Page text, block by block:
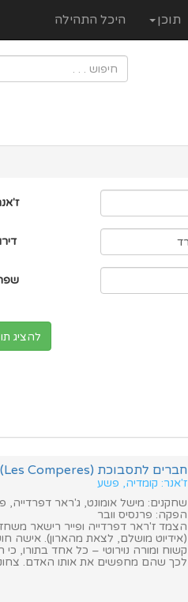
תוכן היכל התהילה
להציג
חברים לתסבוכת (Les Comperes)
ז'אנר: קומדיה, פשע
שחקנים: מישל אומונט, ג'ראר דפרדייה,
הפקה: פרנסיס וובר
הצמד ז'ראר דפרדייה ופייר רישאר
(אידיוט מושלם, לצאת מהארון). אישה
קשוח ומורה נוירוטי – כל אחד בתורו,
לכך שהם מחפשים את אותו האדם.